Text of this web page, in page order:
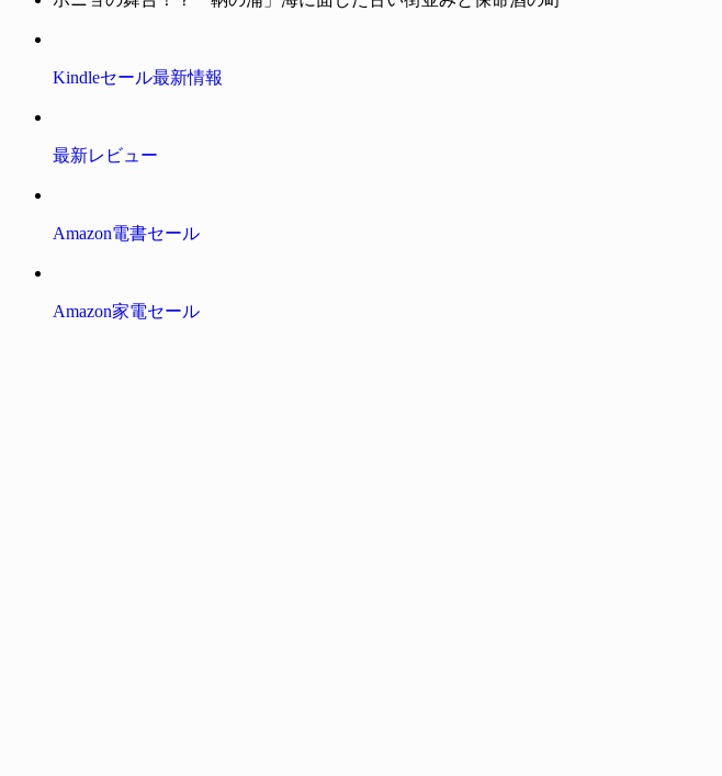
Kindleセール最新情報
最新レビュー
Amazon電書セール
Amazon家電セール